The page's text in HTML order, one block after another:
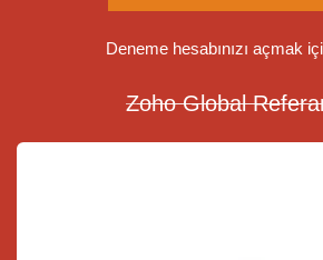
Deneme hesabınızı açmak
Zoho Global